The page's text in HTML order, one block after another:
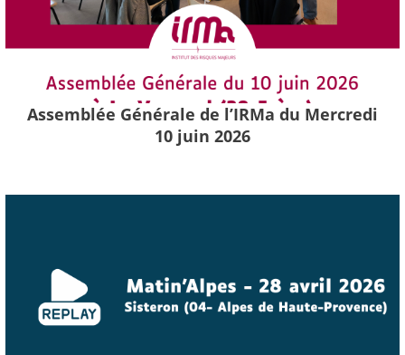
Assemblée Générale de l’IRMa du Mercredi
10 juin 2026